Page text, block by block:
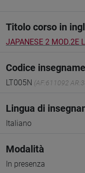
Titolo corso in
JAPANESE 2 MOD.2E
Codice
LT005N (AF:611092
Lingua di
Italiano
Modalità
In presenza